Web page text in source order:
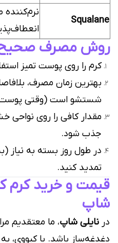
Squalane
روش مصرف
کرم را روی پوست تمیز
بهترین زمان مصرف،
شستشو است (وقتی پوست
مقدار کافی را روی نواحی
جذب شود.
در طول روز بسته به نیاز
تمدید کنید.
قیمت و خرید کرم
شاپ
در نایلی شاپ، ما معتقدیم
دغدغه‌ساز باشد. با کیو‌وی،